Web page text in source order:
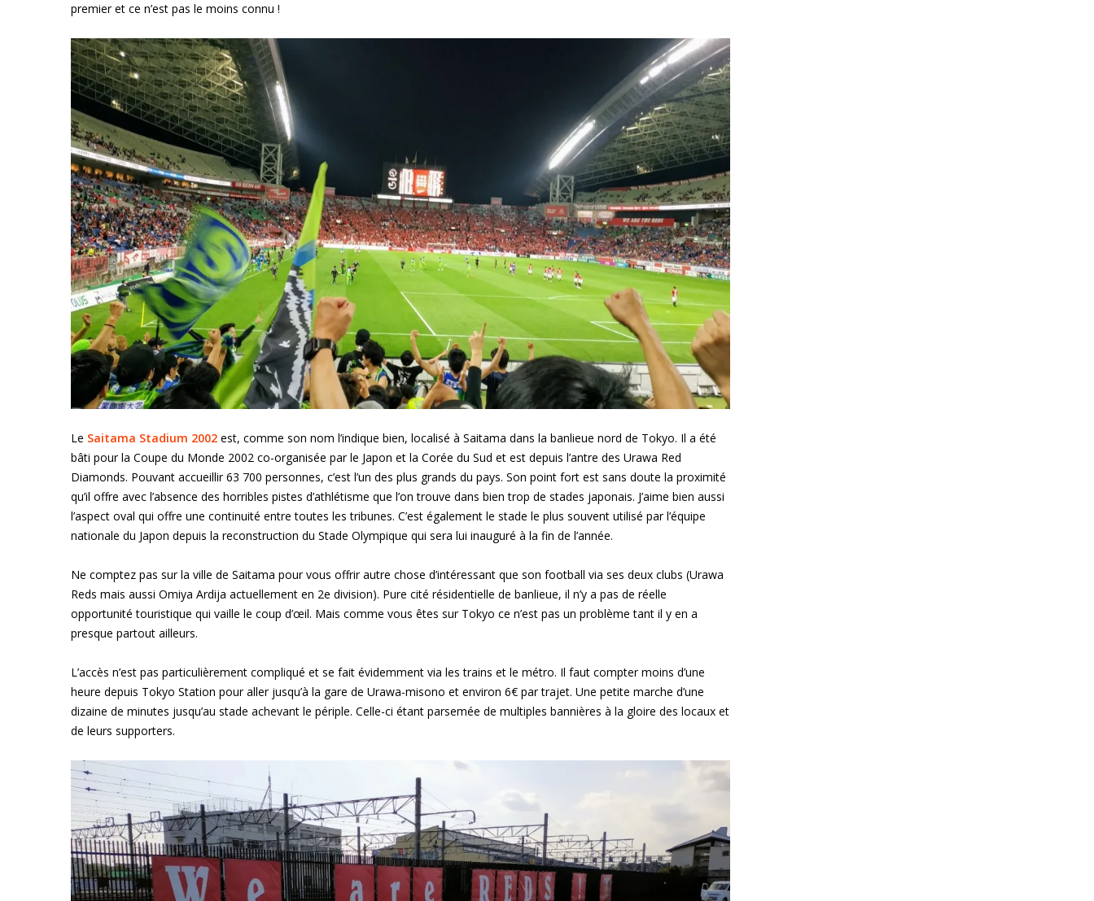
premier et ce n’est pas le moins connu !
Le Saitama Stadium 2002 est, comme son nom l’indique bien, localisé à Saitama dans la banlieue nord de Tokyo. Il a été
bâti pour la Coupe du Monde 2002 co-organisée par le Japon et la Corée du Sud et est depuis l’antre des Urawa Red
Diamonds. Pouvant accueillir 63 700 personnes, c’est l’un des plus grands du pays. Son point fort est sans doute la proximité
qu’il offre avec l’absence des horribles pistes d’athlétisme que l’on trouve dans bien trop de stades japonais. J’aime bien aussi
l’aspect oval qui offre une continuité entre toutes les tribunes. C’est également le stade le plus souvent utilisé par l’équipe
nationale du Japon depuis la reconstruction du Stade Olympique qui sera lui inauguré à la fin de l’année.
Ne comptez pas sur la ville de Saitama pour vous offrir autre chose d’intéressant que son football via ses deux clubs (Urawa
Reds mais aussi Omiya Ardija actuellement en 2e division). Pure cité résidentielle de banlieue, il n’y a pas de réelle
opportunité touristique qui vaille le coup d’œil. Mais comme vous êtes sur Tokyo ce n’est pas un problème tant il y en a
presque partout ailleurs.
L’accès n’est pas particulièrement compliqué et se fait évidemment via les trains et le métro. Il faut compter moins d’une
heure depuis Tokyo Station pour aller jusqu’à la gare de Urawa-misono et environ 6€ par trajet. Une petite marche d’une
dizaine de minutes jusqu’au stade achevant le périple. Celle-ci étant parsemée de multiples bannières à la gloire des locaux et
de leurs supporters.